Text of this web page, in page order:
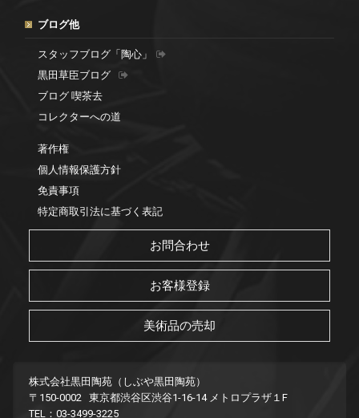
ブログ他
スタッフブログ「陶心」
黒田草臣ブログ
ブログ 喫茶去
コレクターへの道
著作権
個人情報保護方針
免責事項
特定商取引法に基づく表記
お問合わせ
お客様登録
美術品の売却
株式会社黒田陶苑（しぶや黒田陶苑）
〒150-0002 東京都渋谷区渋谷1-16-14 メトロプラザ１F
TEL：03-3499-3225